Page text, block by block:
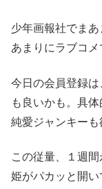
少年画報社でまあ
あまりにラブコメ
今日の会員登録
も良いかも。具
純愛ジャンキーも
この従量、１週
姫がパカッと開